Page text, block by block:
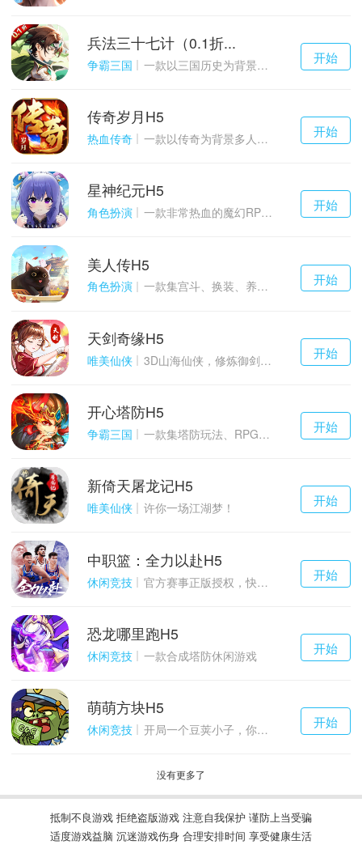
千百度h5
游戏
开始
兵法三十七计（0.1折...
争霸三国 一款以三国历史为背景的卡牌策略游戏
千百度h5
游戏
开始
传奇岁月H5
热血传奇 一款以传奇为背景多人在线的ARPG大作
千百度h5
游戏
开始
星神纪元H5
角色扮演 一款非常热血的魔幻RPG游戏
千百度h5
游戏
开始
美人传H5
角色扮演 一款集宫斗、换装、养成等于一体的古装宫廷恋爱手游
千百度h5
游戏
开始
天剑奇缘H5
唯美仙侠 3D山海仙侠，修炼御剑情缘
千百度h5
游戏
开始
开心塔防H5
争霸三国 一款集塔防玩法、RPG策略、卡牌养成于一体的轻度H5游戏
千百度h5
游戏
开始
新倚天屠龙记H5
唯美仙侠 许你一场江湖梦！
千百度h5
游戏
开始
中职篮：全力以赴H5
休闲竞技 官方赛事正版授权，快来打造属于自己的传奇吧~
千百度h5
游戏
开始
恐龙哪里跑H5
休闲竞技 一款合成塔防休闲游戏
千百度h5
游戏
开始
萌萌方块H5
休闲竞技 开局一个豆荚小子，你能坚持到几关？
没有更多了
抵制不良游戏 拒绝盗版游戏 注意自我保护 谨防上当受骗
适度游戏益脑 沉迷游戏伤身 合理安排时间 享受健康生活